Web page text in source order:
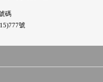
碼
號